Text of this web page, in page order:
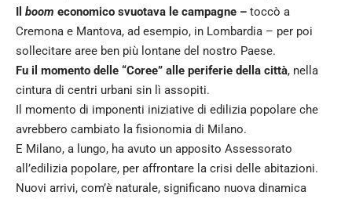
Il boom economico svuotava le campagne – toccò a
Cremona e Mantova, ad esempio, in Lombardia – per poi
sollecitare aree ben più lontane del nostro Paese.
Fu il momento delle “Coree” alle periferie della città, nella
cintura di centri urbani sin lì assopiti.
Il momento di imponenti iniziative di edilizia popolare che
avrebbero cambiato la fisionomia di Milano.
E Milano, a lungo, ha avuto un apposito Assessorato
all’edilizia popolare, per affrontare la crisi delle abitazioni.
Nuovi arrivi, com’è naturale, significano nuova dinamica